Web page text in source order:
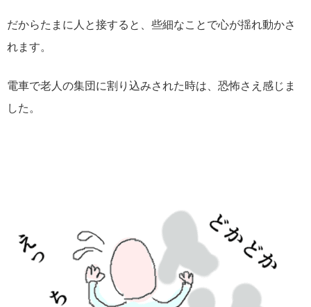
だからたまに人と接すると、些細なことで心が揺れ動かさ
れます。
電車で老人の集団に割り込みされた時は、恐怖さえ感じま
した。